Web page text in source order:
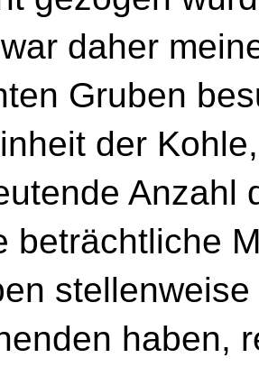
daher
Gruben
der
Anzahl
beträchtliche
haben,